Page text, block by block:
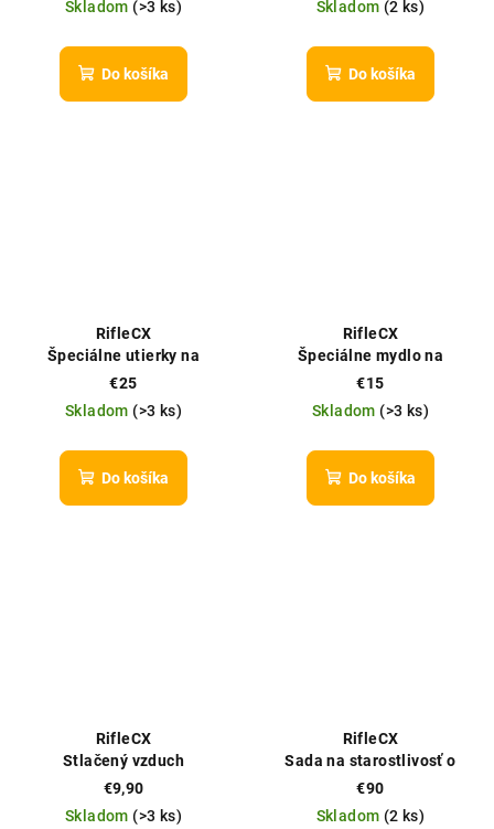
Skladom (>3 ks)
Do košíka
Skladom (2 ks)
Do košíka
Špeciálne utierky na
čistenie zbraní (Gun Care
Towels), 50ks
RifleCX
€25
Skladom (>3 ks)
Do košíka
Špeciálne mydlo na
odstraňovanie ťažkých
kovov (Military Soap),
300ml
RifleCX
€15
Skladom (>3 ks)
Do košíka
Stlačený vzduch
(Compressed Air), 500ml
RifleCX
€9,90
Skladom (>3 ks)
Sada na starostlivosť o
krátke zbrane (Handgun
RifleCX
€90
Skladom (2 ks)